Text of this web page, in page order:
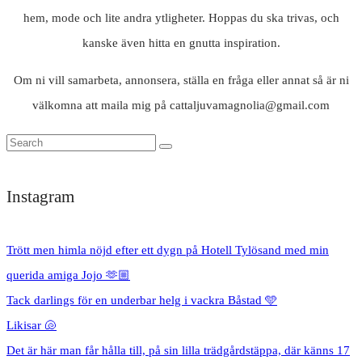
hem, mode och lite andra ytligheter. Hoppas du ska trivas, och
kanske även hitta en gnutta inspiration.
Om ni vill samarbeta, annonsera, ställa en fråga eller annat så är ni
välkomna att maila mig på cattaljuvamagnolia@gmail.com
Instagram
Trött men himla nöjd efter ett dygn på Hotell Tylösand med min
querida amiga Jojo 🫶🏼
Tack darlings för en underbar helg i vackra Båstad 🩵
Likisar 🐚
Det är här man får hålla till, på sin lilla trädgårdstäppa, där känns 17